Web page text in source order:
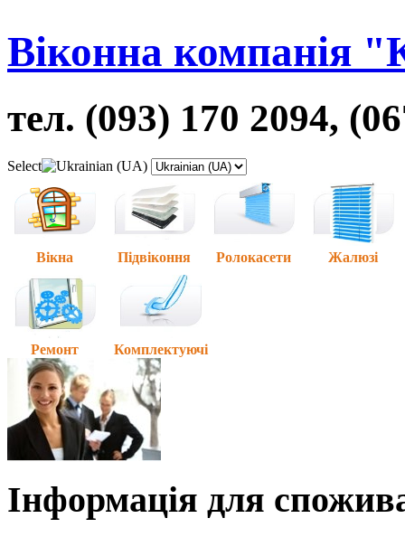
Віконна компанія
тел. (093) 170 2094,
Select
Вікна Підвіконня Ролокасети Жалюзі
Ремонт Комплектуючі
Інформація для